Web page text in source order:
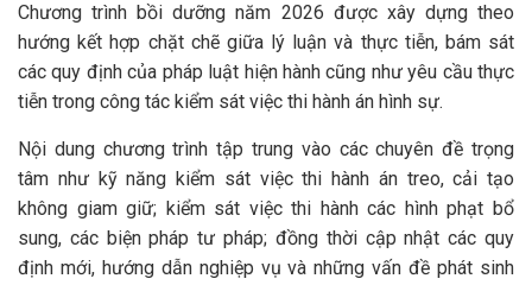
Chương trình bồi dưỡng năm 2026 được xây dựng theo
hướng kết hợp chặt chẽ giữa lý luận và thực tiễn, bám sát
các quy định của pháp luật hiện hành cũng như yêu cầu thực
tiễn trong công tác kiểm sát việc thi hành án hình sự.
Nội dung chương trình tập trung vào các chuyên đề trọng
tâm như kỹ năng kiểm sát việc thi hành án treo, cải tạo
không giam giữ; kiểm sát việc thi hành các hình phạt bổ
sung, các biện pháp tư pháp; đồng thời cập nhật các quy
định mới, hướng dẫn nghiệp vụ và những vấn đề phát sinh